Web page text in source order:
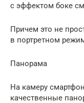
с эффектом боке
Причем это не
в портретном
Панорама
На камеру
качественные